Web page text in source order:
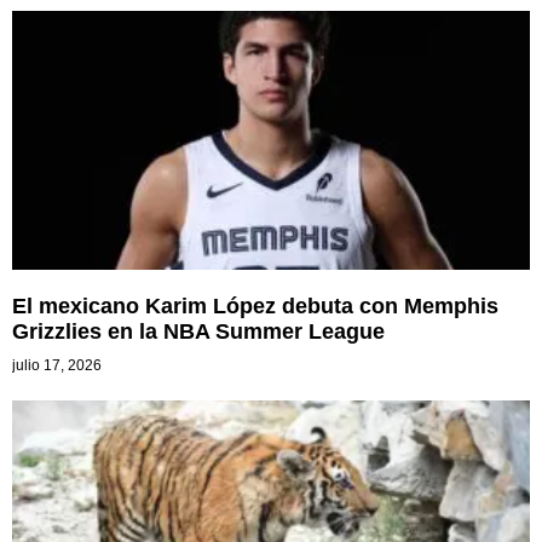
El mexicano Karim López debuta con Memphis
Grizzlies en la NBA Summer League
julio 17, 2026